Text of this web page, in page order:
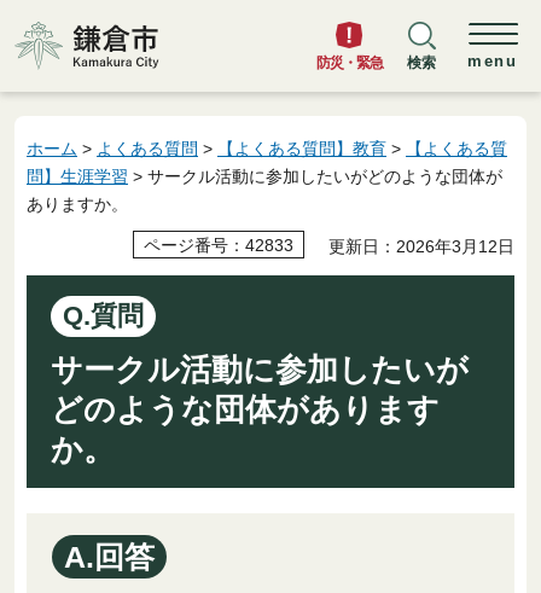
鎌倉市
防災・緊急 検索 menu
ホーム > よくある質問 > 【よくある質問】教育 >
【よくある質
問】生涯学習 > サークル活動に参加したいがどのような団体が
ありますか。
ページ番号：42833 更新日：2026年3月12日
Q.質問
サークル活動に参加したいが
どのような団体があります
か。
A.回答